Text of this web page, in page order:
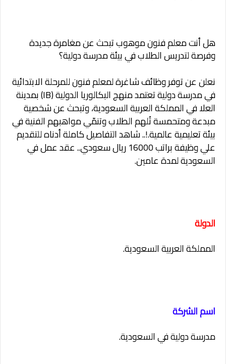
هل أنت معلم فنون موهوب تبحث عن مغامرة جديدة
وفرصة لتدريس الطلاب في بيئة مدرسة دولية؟
نعلن عن توفر وظائف شاغرة لمعلم فنون للمرحلة الابتدائية
في مدرسة دولية تعتمد منهج البكالوريا الدولية (IB) بمدينة
العلا في المملكة العربية السعودية، وتبحث عن شخصية
مبدعة ومتحمسة تُلهم الطلاب وتنمّي مواهبهم الفنية في
بيئة تعليمية عالمية.!.. شاهد التفاصيل كاملة أدناه للتقديم
علي وظيفة براتب 16000 ريال سعودي.. عقد عمل في
السعودية لمدة عامين.
الدولة
المملكة العربية السعودية.
اسم الشركة
مدرسة دولية في السعودية.